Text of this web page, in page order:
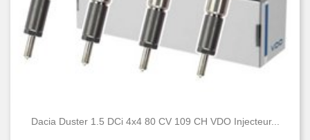
Dacia Duster 1.5 DCi 4x4 80 CV 109 CH VDO Injecteur...